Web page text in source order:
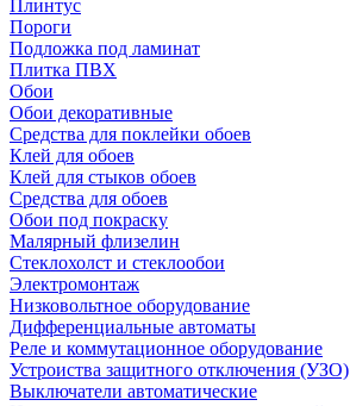
Плинтус
Пороги
Подложка под ламинат
Плитка ПВХ
Обои
Обои декоративные
Средства для поклейки обоев
Клей для обоев
Клей для стыков обоев
Средства для обоев
Обои под покраску
Малярный флизелин
Стеклохолст и стеклообои
Электромонтаж
Низковольтное оборудование
Дифференциальные автоматы
Реле и коммутационное оборудование
Устроиства защитного отключения (УЗО)
Выключатели автоматические